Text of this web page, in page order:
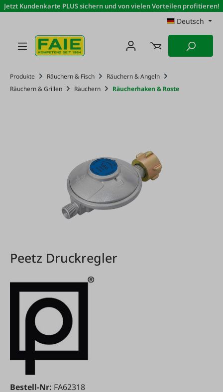
Zum Hauptinhalt springen
Jetzt Kundenkarte PLUS sichern und von vielen Vorteilen profitieren!
Deutsch
Produkte Räuchern & Fisch
Räuchern & Angeln
Räuchern & Grillen
Räuchern Räucherhaken & Roste
Peetz Druckregler
Bestell-Nr: FA62318